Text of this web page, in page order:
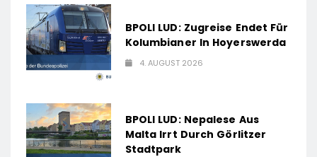
BPOLI LUD: Zugreise Endet Für
Kolumbianer In Hoyerswerda
4. AUGUST 2026
BPOLI LUD: Nepalese Aus
Malta Irrt Durch Görlitzer
Stadtpark